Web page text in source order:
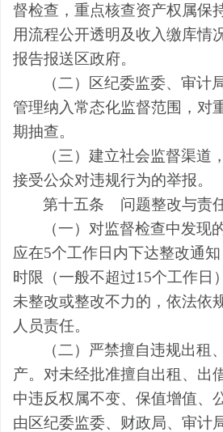
督检查，重点核查资产权属保
用流程公开透明及收入缴库情
报告报送区政府。
（二）区纪委监委、审计
管理纳入常态化监督范围，对
期抽查。
（三）建立社会监督渠道
接受公众对违规行为的举报。
第十五条
问题整改与责
（一）对监督检查中发现
应在5个工作日内下达整改通
时限（一般不超过15个工作日
未整改或整改不力的，依法依
人员责任。
（二）严禁擅自违规出租
产。对未经批准擅自出租、出
中违反权属不变、保值增值、
由区纪委监委、财政局、审计